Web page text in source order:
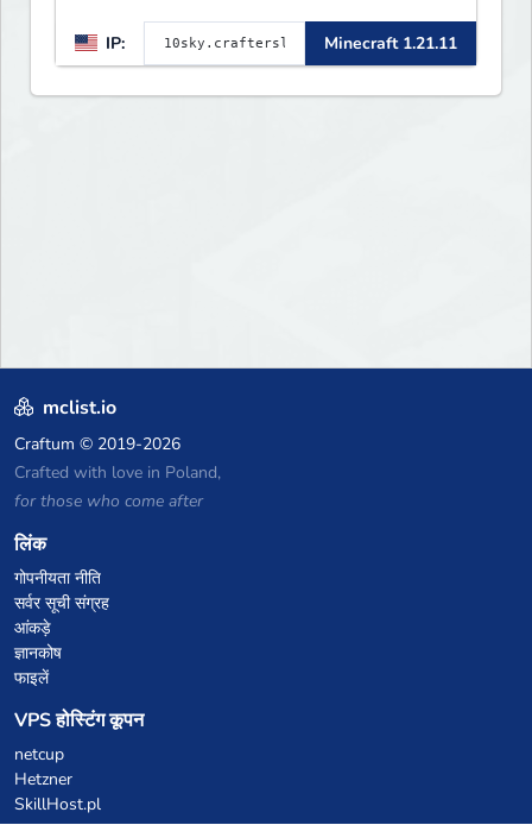
now! v2.0.2
IP:
Minecraft 1.21.11
mclist.io
Craftum © 2019-2026
Crafted with love in Poland,
for those who come after
लिंक
गोपनीयता नीति
सर्वर सूची संग्रह
आंकड़े
ज्ञानकोष
फाइलें
VPS होस्टिंग कूपन
netcup
Hetzner
SkillHost.pl